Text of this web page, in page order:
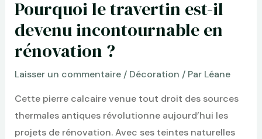
Pourquoi le travertin est-il
devenu incontournable en
rénovation ?
Laisser un commentaire / Décoration / Par Léane
Cette pierre calcaire venue tout droit des sources
thermales antiques révolutionne aujourd’hui les
projets de rénovation. Avec ses teintes naturelles